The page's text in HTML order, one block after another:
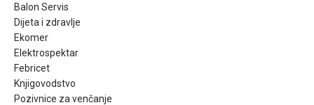
Balon Servis
Dijeta i zdravlje
Ekomer
Elektrospektar
Febricet
Knjigovodstvo
Pozivnice za venčanje